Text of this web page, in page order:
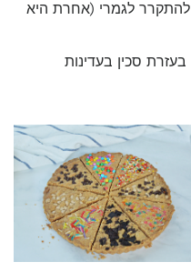
להתקרר לגמרי (אחרת היא
סכין בעדינות